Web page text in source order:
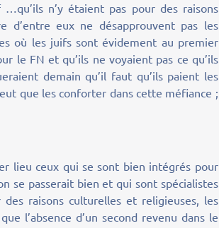
n’y étaient pas pour des raisons
d’entre eux ne désapprouvent pas les
où les juifs sont évidement au premier
le FN et qu’ils ne voyaient pas ce qu’ils
demain qu’il faut qu’ils paient les
que les conforter dans cette méfiance ;
lieu ceux qui se sont bien intégrés pour
se passerait bien et qui sont spécialistes
raisons culturelles et religieuses, les
l’absence d’un second revenu dans le